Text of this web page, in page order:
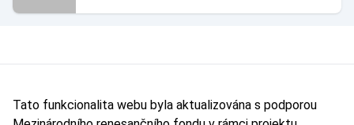
Tato funkcionalita webu byla aktualizována s podporou